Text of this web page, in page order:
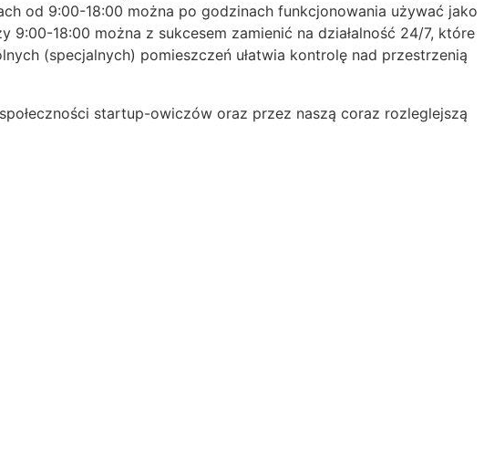
od 9:00-18:00 można po godzinach funkcjonowania używać jako
18:00 można z sukcesem zamienić na działalność 24/7, które
(specjalnych) pomieszczeń ułatwia kontrolę nad przestrzenią
startup-owiczów oraz przez naszą coraz rozleglejszą